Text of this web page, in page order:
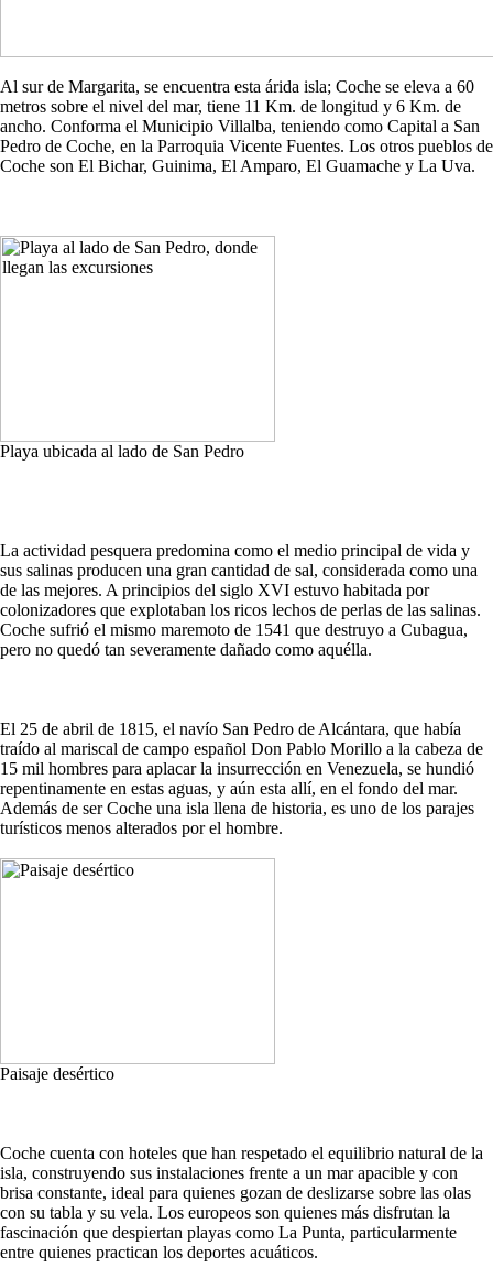
Al sur de Margarita, se encuentra esta árida isla; Coche se eleva a 60
metros sobre el nivel del mar, tiene 11 Km. de longitud y 6 Km. de
ancho. Conforma el Municipio Villalba, teniendo como Capital a San
Pedro de Coche, en la Parroquia Vicente Fuentes. Los otros pueblos de
Coche son El Bichar, Guinima, El Amparo, El Guamache y La Uva.
Playa ubicada al lado de San Pedro
La actividad pesquera predomina como el medio principal de vida y
sus salinas producen una gran cantidad de sal, considerada como una
de las mejores. A principios del siglo XVI estuvo habitada por
colonizadores que explotaban los ricos lechos de perlas de las salinas.
Coche sufrió el mismo maremoto de 1541 que destruyo a Cubagua,
pero no quedó tan severamente dañado como aquélla.
El 25 de abril de 1815, el navío San Pedro de Alcántara, que había
traído al mariscal de campo español Don Pablo Morillo a la cabeza de
15 mil hombres para aplacar la insurrección en Venezuela, se hundió
repentinamente en estas aguas, y aún esta allí, en el fondo del mar.
Además de ser Coche una isla llena de historia, es uno de los parajes
turísticos menos alterados por el hombre.
Paisaje desértico
Coche cuenta con hoteles que han respetado el equilibrio natural de la
isla, construyendo sus instalaciones frente a un mar apacible y con
brisa constante, ideal para quienes gozan de deslizarse sobre las olas
con su tabla y su vela. Los europeos son quienes más disfrutan la
fascinación que despiertan playas como La Punta, particularmente
entre quienes practican los deportes acuáticos.